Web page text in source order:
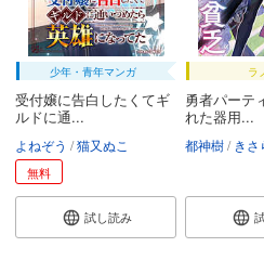
少年・青年マンガ
受付嬢に告白したくてギ
ルドに通...
よねぞう 猫又ぬこ
無料
試し読み
ラ
勇者パーテ
れた器用...
都神樹 きさ